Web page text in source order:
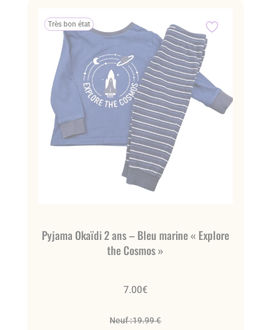
Très bon état
Pyjama Okaïdi 2 ans – Bleu marine « Explore
the Cosmos »
7.00€
Neuf :19.99 €